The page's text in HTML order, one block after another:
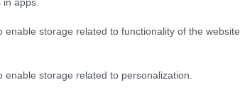
enable storage related to functionality of the website
enable storage related to personalization.